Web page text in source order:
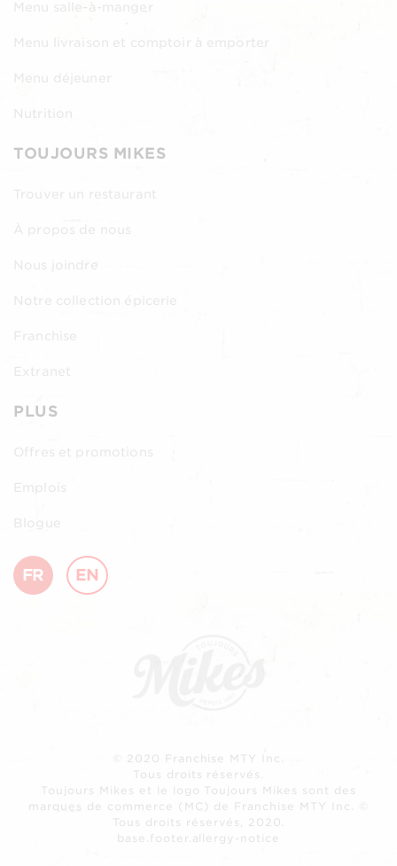
Menu salle-à-manger
Menu livraison et comptoir à emporter
TOUJOURS MIKES
Nous joindre
PLUS
Emplois
Blogue
FR EN
© 2020 Franchise MTY Inc.
Tous droits réservés.
Toujours Mikes et le logo Toujours Mikes sont des
marques de commerce (MC) de Franchise MTY Inc. ©
Tous droits réservés, 2020.
base.footer.allergy-notice